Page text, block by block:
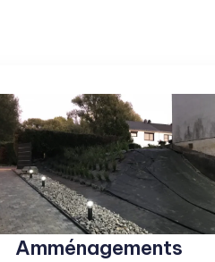
Amménagements